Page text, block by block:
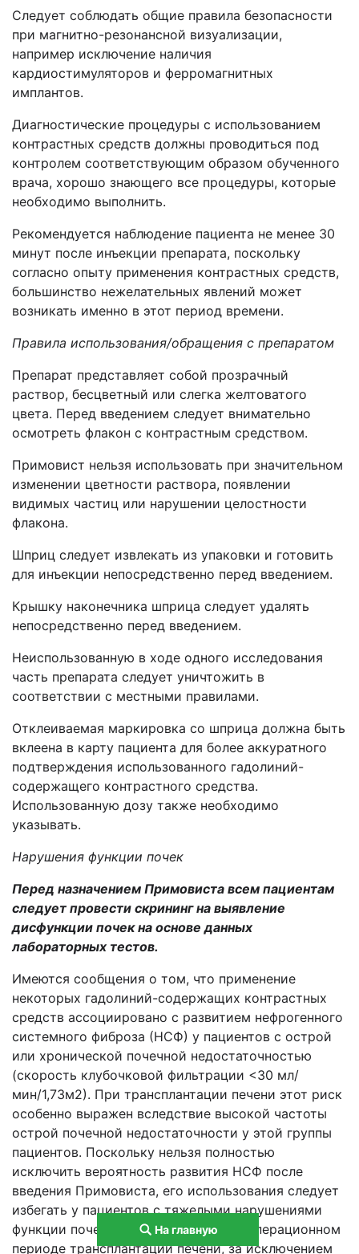
Следует соблюдать общие правила безопасности
при магнитно-резонансной визуализации,
например исключение наличия
кардиостимуляторов и ферромагнитных
имплантов.
Диагностические процедуры с использованием
контрастных средств должны проводиться под
контролем соответствующим образом обученного
врача, хорошо знающего все процедуры, которые
необходимо выполнить.
Рекомендуется наблюдение пациента не менее 30
минут после инъекции препарата, поскольку
согласно опыту применения контрастных средств,
большинство нежелательных явлений может
возникать именно в этот период времени.
Правила использования/обращения с препаратом
Препарат представляет собой прозрачный
раствор, бесцветный или слегка желтоватого
цвета. Перед введением следует внимательно
осмотреть флакон с контрастным средством.
Примовист нельзя использовать при значительном
изменении цветности раствора, появлении
видимых частиц или нарушении целостности
флакона.
Шприц следует извлекать из упаковки и готовить
для инъекции непосредственно перед введением.
Крышку наконечника шприца следует удалять
непосредственно перед введением.
Неиспользованную в ходе одного исследования
часть препарата следует уничтожить в
соответствии с местными правилами.
Отклеиваемая маркировка со шприца должна быть
вклеена в карту пациента для более аккуратного
подтверждения использованного гадолиний-
содержащего контрастного средства.
Использованную дозу также необходимо
указывать.
Нарушения функции почек
Перед назначением Примовиста всем пациентам
следует провести скрининг на выявление
дисфункции почек на основе данных
лабораторных тестов.
Имеются сообщения о том, что применение
некоторых гадолиний-содержащих контрастных
средств ассоциировано с развитием нефрогенного
системного фиброза (НСФ) у пациентов с острой
или хронической почечной недостаточностью
(скорость клубочковой фильтрации <30 мл/
мин/1,73м2). При трансплантации печени этот риск
особенно выражен вследствие высокой частоты
острой почечной недостаточности у этой группы
пациентов. Поскольку нельзя полностью
исключить вероятность развития НСФ после
введения Примовиста, его использования следует
избегать у пациентов с тяжелыми нарушениями
функции почек и у пациентов в периоперационном
периоде трансплантации печени, за исключением
На главную